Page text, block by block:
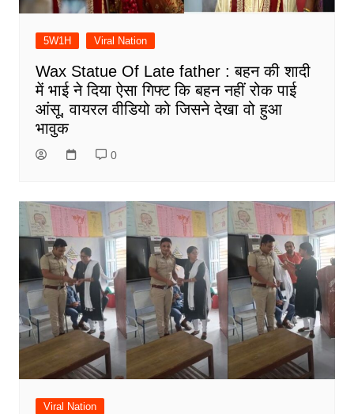
5W1H Viral Nation
Wax Statue Of Late father : बहन की शादी
में भाई ने दिया ऐसा गिफ्ट कि बहन नहीं रोक पाई
आंसू, वायरल वीडियो को जिसने देखा वो हुआ
भावुक
0
Viral Nation